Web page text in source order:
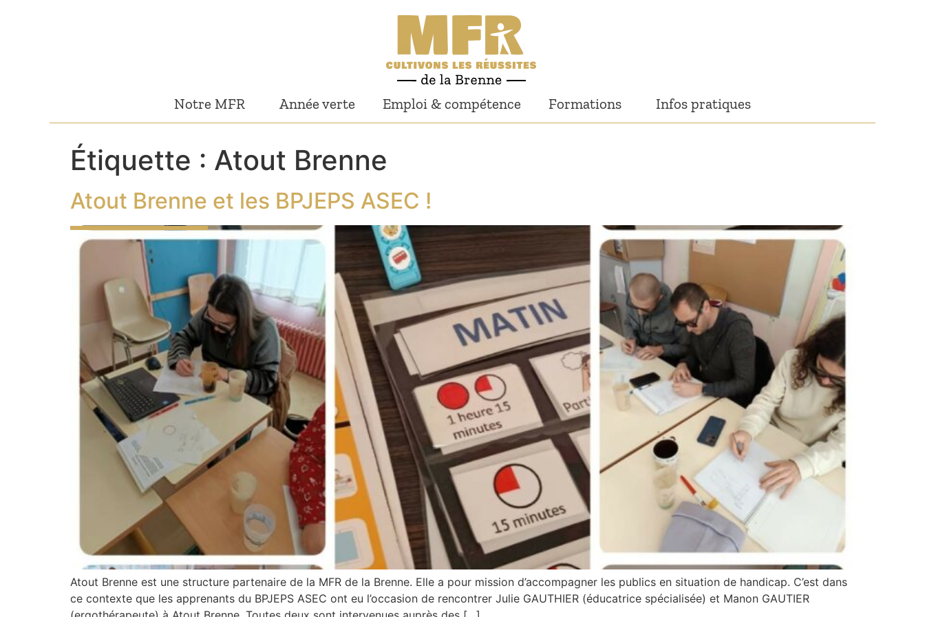
Notre MFR Année verte Emploi & compétence Formations Infos pratiques
Étiquette : Atout Brenne
Atout Brenne et les BPJEPS ASEC !
Atout Brenne est une structure partenaire de la MFR de la Brenne. Elle a pour mission d’accompagner les publics en situation de handicap. C’est dans
ce contexte que les apprenants du BPJEPS ASEC ont eu l’occasion de rencontrer Julie GAUTHIER (éducatrice spécialisée) et Manon GAUTIER